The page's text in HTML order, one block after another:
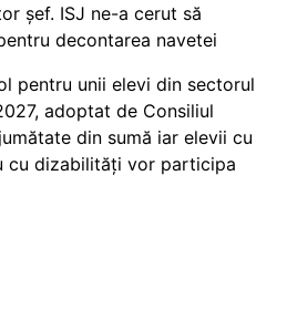
șef. ISJ ne-a cerut să
decontarea navetei
pentru unii elevi din sectorul
adoptat de Consiliul
din sumă iar elevii cu
cu dizabilităţi vor participa